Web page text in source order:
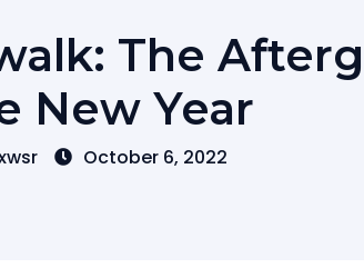
The
New Year
October 6, 2022